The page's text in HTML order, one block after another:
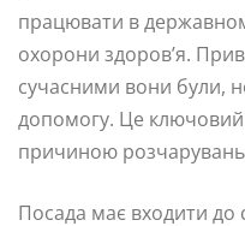
працювати в
охорони здоров’я.
сучасними вони були,
допомогу. Це
причиною
Посада має входити до